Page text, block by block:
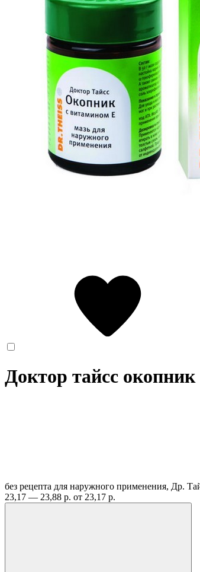
Доктор тайсс
без рецепта для наружного применения, Др.
23,17 — 23,88 р. от 23,17 р.